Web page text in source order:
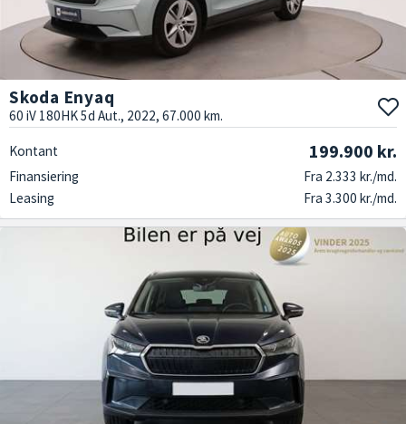
Skoda Enyaq
60 iV 180HK 5d Aut., 2022, 67.000 km.
Kontant 199.900 kr.
Finansiering
Fra 2.333 kr./md.
Leasing
Fra 3.300 kr./md.